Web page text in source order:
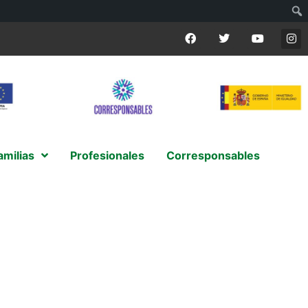
Profesionales Corresponsables